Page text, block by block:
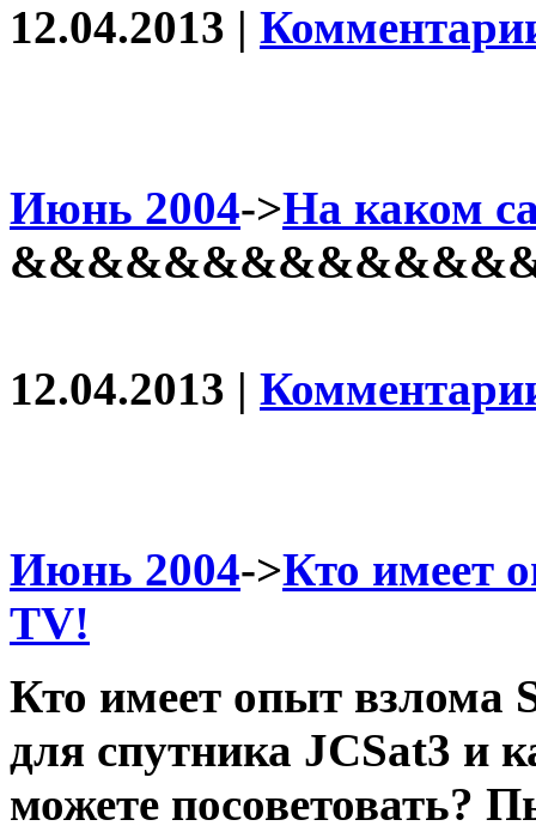
12.04.2013 |
Июнь 2004->На каком
12.04.2013 |
Июнь 2004->Кто имеет
TV!
Кто имеет опыт взлома
для спутника JCSat3 и
можете посоветовать?